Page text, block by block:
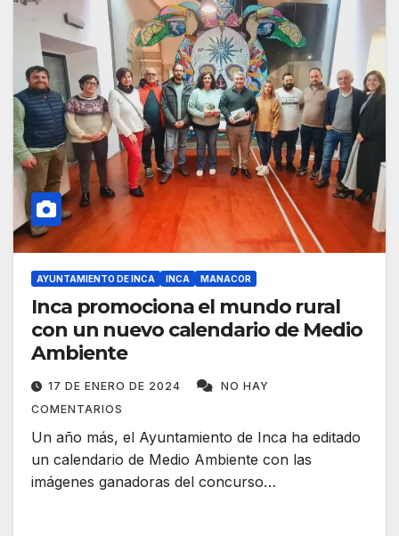
AYUNTAMIENTO DE INCA INCA MANACOR
Inca promociona el mundo rural
con un nuevo calendario de Medio
Ambiente
17 DE ENERO DE 2024
NO HAY
COMENTARIOS
Un año más, el Ayuntamiento de Inca ha editado
un calendario de Medio Ambiente con las
imágenes ganadoras del concurso…